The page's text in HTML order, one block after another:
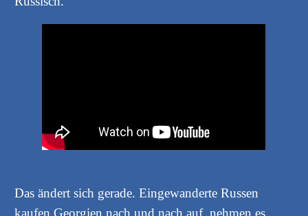
Das ändert sich gerade. Eingewanderte Russen